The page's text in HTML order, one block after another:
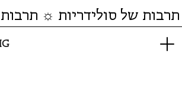
של סולידריות ☼ תרבות